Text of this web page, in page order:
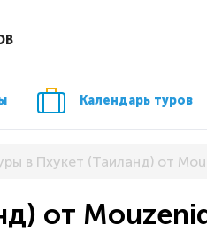
Календарь туров
в Пхукет (Таиланд) от
от